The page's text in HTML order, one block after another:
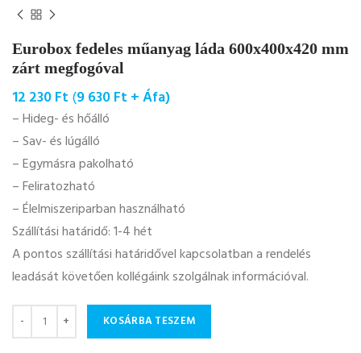
Eurobox fedeles műanyag láda 600x400x420 mm
zárt megfogóval
12 230Ft (9 630Ft + Áfa)
– Hideg- és hőálló
– Sav- és lúgálló
– Egymásra pakolható
– Feliratozható
– Élelmiszeriparban használható
Szállítási határidő: 1-4 hét
A pontos szállítási határidővel kapcsolatban a rendelés
leadását követően kollégáink szolgálnak információval.
Mennyiség KOSÁRBA TESZEM